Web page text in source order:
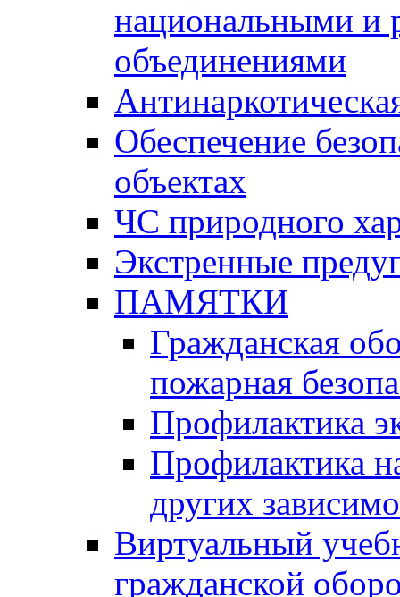
национальными и
объединениями
Обеспечение
объектах
ЧС природного
Экстренные
ПАМЯТКИ
Гражданская
пожарная
Профилактика
Профилактика
других
Виртуальный
гражданской